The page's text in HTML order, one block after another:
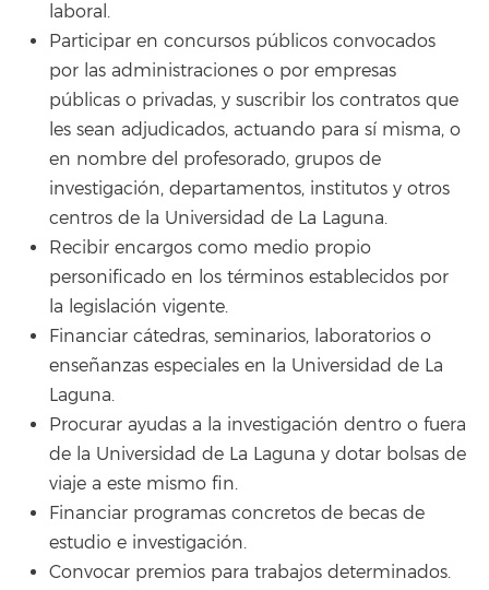
laboral.
Participar en concursos públicos convocados
por las administraciones o por empresas
públicas o privadas, y suscribir los contratos que
les sean adjudicados, actuando para sí misma, o
en nombre del profesorado, grupos de
investigación, departamentos, institutos y otros
centros de la Universidad de La Laguna.
Recibir encargos como medio propio
personificado en los términos establecidos por
la legislación vigente.
Financiar cátedras, seminarios, laboratorios o
enseñanzas especiales en la Universidad de La
Laguna.
Procurar ayudas a la investigación dentro o fuera
de la Universidad de La Laguna y dotar bolsas de
viaje a este mismo fin.
Financiar programas concretos de becas de
estudio e investigación.
Convocar premios para trabajos determinados.